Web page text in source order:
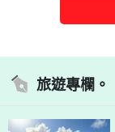
旅遊專欄。